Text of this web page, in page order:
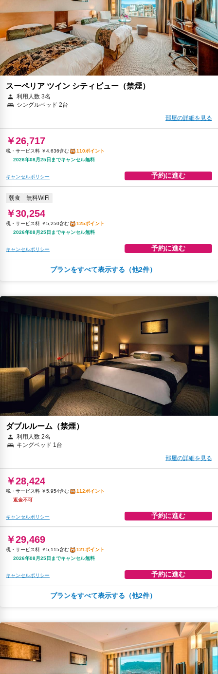
￥29,260
税・サービス料 ￥6,130含む
115ポイント
返金不可
キャンセルポリシー 予約に進む
スーペリア ツイン シティビュー（禁煙）
利用人数 3名
シングルベッド 2台
部屋の詳細を見る
￥26,717
税・サービス料 ￥4,636含む
110ポイント
2026年08月25日までキャンセル無料
キャンセルポリシー 予約に進む
朝食 無料WiFi
￥30,254
税・サービス料 ￥5,250含む
125ポイント
2026年08月25日までキャンセル無料
キャンセルポリシー 予約に進む
キャンセルポリシー 予約に進む
185ポイント
キャンセルポリシー 予約に進む
プランをすべて表示する（他2件）
ダブルルーム（禁煙）
利用人数 2名
キングベッド 1台
部屋の詳細を見る
￥28,424
税・サービス料 ￥5,954含む
112ポイント
返金不可
キャンセルポリシー 予約に進む
￥29,469
税・サービス料 ￥5,115含む
121ポイント
2026年08月25日までキャンセル無料
キャンセルポリシー 予約に進む
税・サービス料 ￥5,250含む
125ポイント
2026年08月25日までキャンセル無料
キャンセルポリシー 予約に進む
プランをすべて表示する（他2件）